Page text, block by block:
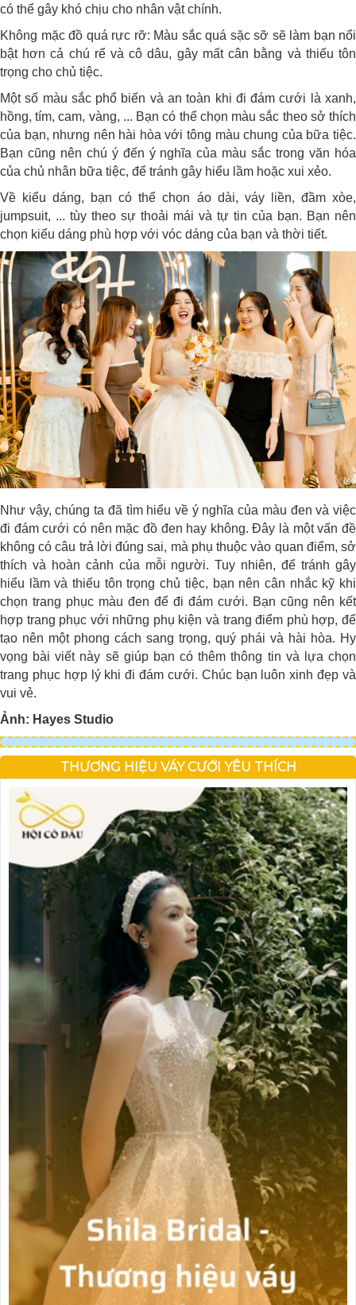
có thể gây khó chịu cho nhân vật chính.
Không mặc đồ quá rực rỡ: Màu sắc quá sặc sỡ sẽ làm bạn nổi
bật hơn cả chú rể và cô dâu, gây mất cân bằng và thiếu tôn
trọng cho chủ tiệc.
Một số màu sắc phổ biến và an toàn khi đi đám cưới là xanh,
hồng, tím, cam, vàng, ... Bạn có thể chọn màu sắc theo sở thích
của bạn, nhưng nên hài hòa với tông màu chung của bữa tiệc.
Bạn cũng nên chú ý đến ý nghĩa của màu sắc trong văn hóa
của chủ nhân bữa tiệc, để tránh gây hiểu lầm hoặc xui xẻo.
Về kiểu dáng, bạn có thể chọn áo dài, váy liền, đầm xòe,
jumpsuit, ... tùy theo sự thoải mái và tự tin của bạn. Bạn nên
chọn kiểu dáng phù hợp với vóc dáng của bạn và thời tiết.
Như vậy, chúng ta đã tìm hiểu về ý nghĩa của màu đen và việc
đi đám cưới có nên mặc đồ đen hay không. Đây là một vấn đề
không có câu trả lời đúng sai, mà phụ thuộc vào quan điểm, sở
thích và hoàn cảnh của mỗi người. Tuy nhiên, để tránh gây
hiểu lầm và thiếu tôn trọng chủ tiệc, bạn nên cân nhắc kỹ khi
chọn trang phục màu đen để đi đám cưới. Bạn cũng nên kết
hợp trang phục với những phụ kiện và trang điểm phù hợp, để
tạo nên một phong cách sang trọng, quý phái và hài hòa. Hy
vọng bài viết này sẽ giúp bạn có thêm thông tin và lựa chọn
trang phục hợp lý khi đi đám cưới. Chúc bạn luôn xinh đẹp và
vui vẻ.
Ảnh: Hayes Studio
THƯƠNG HIỆU VÁY CƯỚI YÊU THÍCH